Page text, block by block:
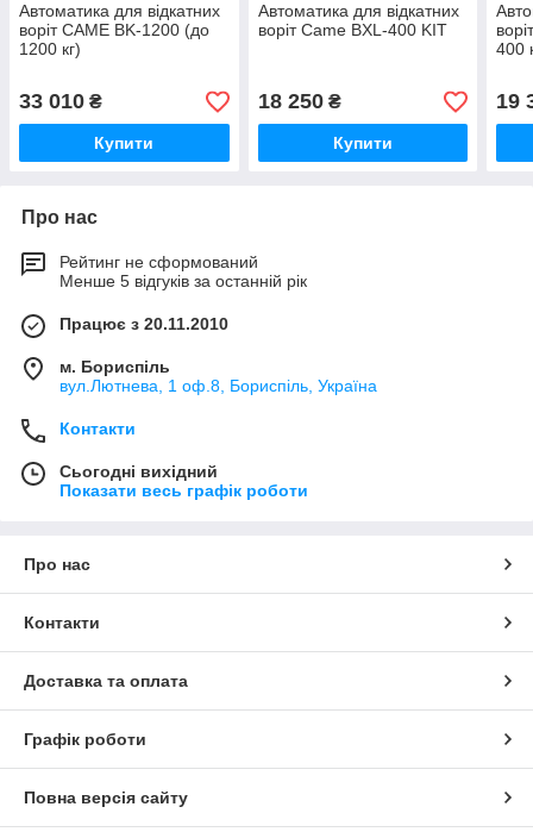
Автоматика для відкатних
воріт CAME BK-1200 (до
1200 кг)
33 010 ₴
Купити
Автоматика для відкатних
воріт Came BXL-400 KIT
18 250₴
Купити
400
19
Про нас
Рейтинг не сформований
Менше 5 відгуків за останній рік
Працює з 20.11.2010
м. Бориспіль
вул.Лютнева, 1 оф.8, Бориспіль, Україна
Контакти
Сьогодні вихідний
Показати весь графік роботи
Про нас
Контакти
Доставка та оплата
Графік роботи
Повна версія сайту